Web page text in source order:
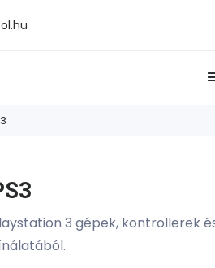
3 gépek, kontrollerek